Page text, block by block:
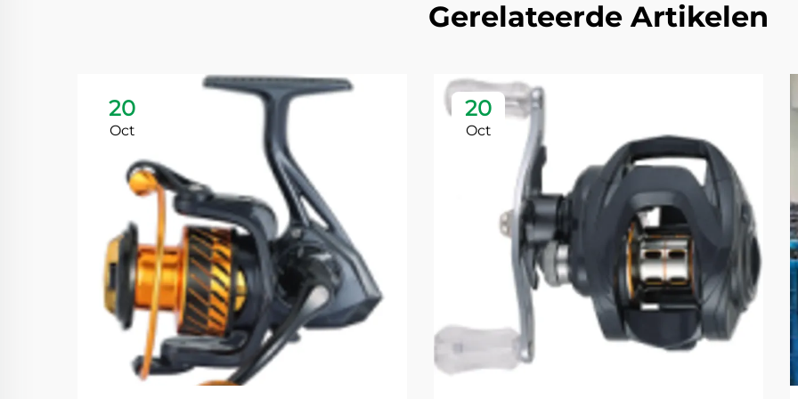
Gerelateerde Artikelen
20
Oct
20
Oct